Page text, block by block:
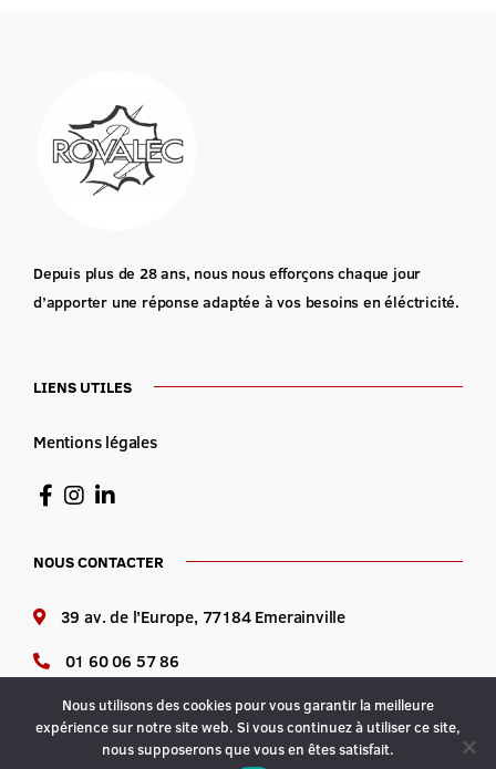
Depuis plus de 28 ans, nous nous efforçons chaque jour
d’apporter une réponse adaptée à vos besoins en éléctricité.
LIENS UTILES
Mentions légales
NOUS CONTACTER
39 av. de l’Europe, 77184 Emerainville
01 60 06 57 86
Lundi au vendredi : 8h-12h 14h-18h
Nous utilisons des cookies pour vous garantir la meilleure
expérience sur notre site web. Si vous continuez à utiliser ce site,
nous supposerons que vous en êtes satisfait.